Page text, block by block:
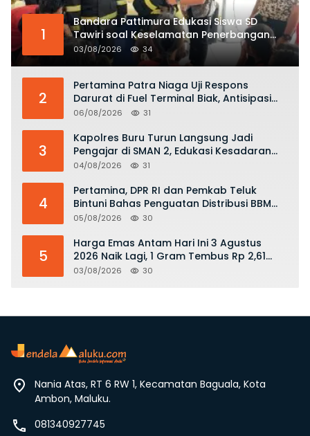
1
Bandara Pattimura Edukasi Siswa SD
Tawiri soal Keselamatan Penerbangan
dan Bahaya Bermain Layang-layang di
KKOP
03/08/2026 34
2
Pertamina Patra Niaga Uji Respons
Darurat di Fuel Terminal Biak, Antisipasi
Risiko Kebakaran dan Tumpahan BBM
06/08/2026 31
3
Kapolres Buru Turun Langsung Jadi
Pengajar di SMAN 2, Edukasi Kesadaran
Hukum dan Stop Kekerasan
04/08/2026 31
4
Pertamina, DPR RI dan Pemkab Teluk
Bintuni Bahas Penguatan Distribusi BBM
dan LPG
05/08/2026 30
5
Harga Emas Antam Hari Ini 3 Agustus
2026 Naik Lagi, 1 Gram Tembus Rp 2,61
Juta
03/08/2026 30
Nania Atas, RT 6 RW 1, Kecamatan Baguala, Kota
Ambon, Maluku.
081340927745